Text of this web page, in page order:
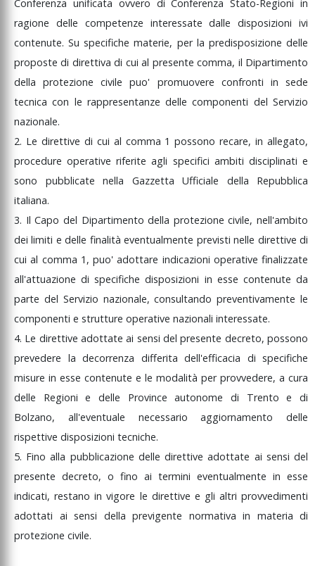
Conferenza unificata ovvero diConferenzaStato-Regioniin
ragione delle competenze interessatedalledisposizioniivi
contenute.Suspecifichematerie, per la predisposizionedelle
propostedi direttivadi cuial presentecomma, il Dipartimento
dellaprotezionecivilepuo' promuovere confronti insede
tecnicacon le rappresentanzedellecomponenti delServizio
nazionale.
2. Le direttive di cui al comma 1possonorecare,inallegato,
procedureoperativeriferiteagli specifici ambiti disciplinatie
sono pubblicate nella Gazzetta Ufficiale della Repubblica
italiana.
3. IlCapo del Dipartimentodella protezionecivile, nell'ambito
deilimiti edelle finalitàeventualmente previstinelle direttivedi
cuial comma 1, puo'adottare indicazioni operative finalizzate
all'attuazionedispecifichedisposizioni in esse contenuteda
parte del Servizio nazionale,consultandopreventivamentele
componenti e strutture operative nazionali interessate.
4. Le direttiveadottateai sensidelpresente decreto,possono
prevedere la decorrenza differita dell'efficacia di specifiche
misure in esse contenute e le modalità per provvedere, a cura
delle Regioniedelle Provinceautonomedi Trentoedi
Bolzano, all'eventuale necessarioaggiornamento delle
rispettive disposizioni tecniche.
5. Finoalla pubblicazione delledirettiveadottate ai sensidel
presente decreto, o fino ai termini eventualmente in esse
indicati,restanoinvigore le direttive e gli altriprovvedimenti
adottati ai sensi della previgente normativa in materia di
protezione civile.